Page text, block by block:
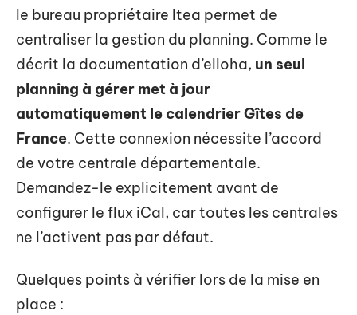
le bureau propriétaire Itea permet de
centraliser la gestion du planning. Comme le
décrit la documentation d’elloha, un seul
planning à gérer met à jour
automatiquement le calendrier Gîtes de
France. Cette connexion nécessite l’accord
de votre centrale départementale.
Demandez-le explicitement avant de
configurer le flux iCal, car toutes les centrales
ne l’activent pas par défaut.
Quelques points à vérifier lors de la mise en
place :